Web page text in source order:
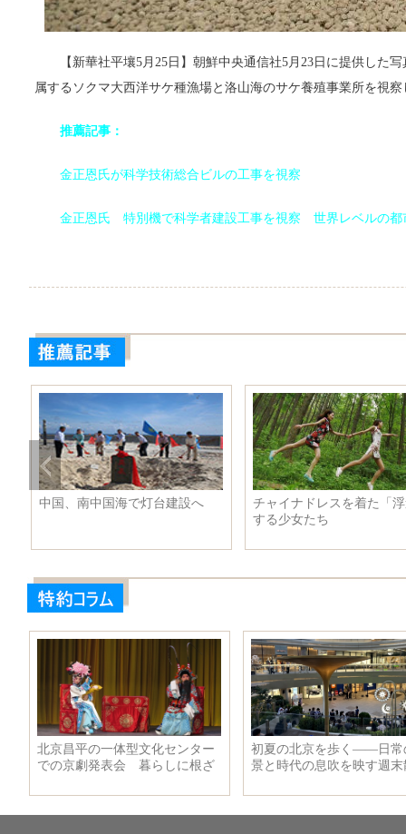
【新華社平壤5月25日】朝鮮中央通信社5月23日に提供した
属するソクマ大西洋サケ種漁場と洛山海のサケ養殖事業所を視察
推薦記事：
金正恩氏が科学技術総合ビルの工事を視察
金正恩氏 特別機で科学者建設工事を視察 世界レベルの都
中国、南中国海で灯台建設へ
チャイナドレスを着た「
する少女たち